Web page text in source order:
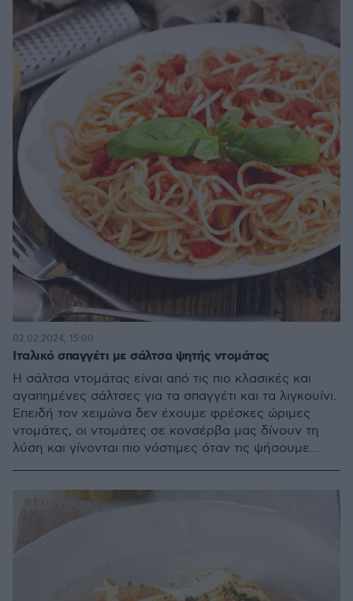
Ιταλικό σπαγγέτι με σάλτσα ψητής ντομάτας
Η σάλτσα ντομάτας είναι από τις πιο κλασικές και
αγαπημένες σάλτσες για τα σπαγγέτι και τα λιγκουίνι.
Επειδή τον χειμώνα δεν έχουμε φρέσκες ώριμες
ντομάτες, οι ντομάτες σε κονσέρβα μας δίνουν τη
λύση και γίνονται πιο νόστιμες όταν τις ψήσουμε
02.02.2024, 15:00